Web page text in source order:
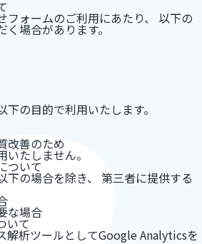
フォームのご利用にあたり、 以下の
場合があります。
の目的で利用いたします。
改善のため
たしません。
ついて
下の場合を除き、 第三者に提供する
な場合
いて
解析ツールとしてGoogle Analyticsを